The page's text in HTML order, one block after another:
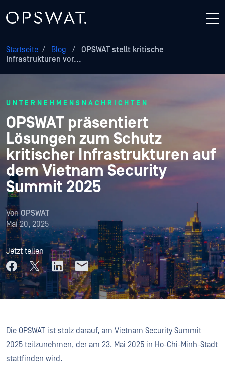
Startseite / Blog /
OPSWAT stellt kritische
Infrastrukturen vor...
UNTERNEHMENSNACHRICHTEN
OPSWAT präsentiert
Lösungen zum Schutz
kritischer Infrastrukturen auf
dem Vietnam Security
Summit 2025
VonOPSWAT
Mai 20, 2025
Jetzt teilen
Die OPSWAT ist stolz darauf, am Vietnam Security Summit
2025 teilzunehmen, der am 23. Mai 2025 in Ho-Chi-Minh-Stadt
stattfinden wird.